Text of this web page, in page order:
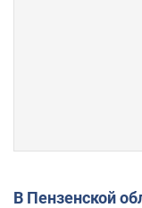
В Пензенской